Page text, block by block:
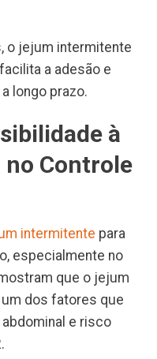
o jejum intermitente
a adesão e
longo prazo.
à
Controle
intermitente para
especialmente no
que o jejum
um dos fatores que
e risco